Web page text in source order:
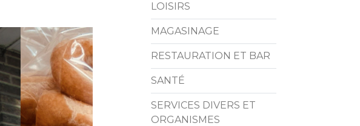
LOISIRS
MAGASINAGE
RESTAURATION ET BAR
SANTÉ
SERVICES DIVERS ET
ORGANISMES